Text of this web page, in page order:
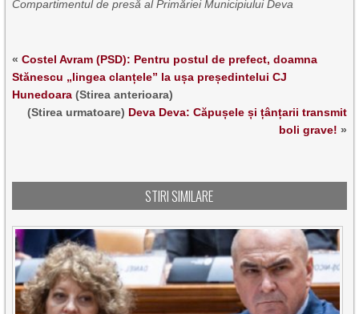
Compartimentul de presă al Primăriei Municipiului Deva
«Costel Avram (PSD): Pentru postul de prefect, doamna
Stănescu „lingea clanțele” la ușa președintelui CJ
Hunedoara (Stirea anterioara)
(Stirea urmatoare) Deva Deva: Căpușele și țânțarii transmit
boli grave! »
STIRI SIMILARE